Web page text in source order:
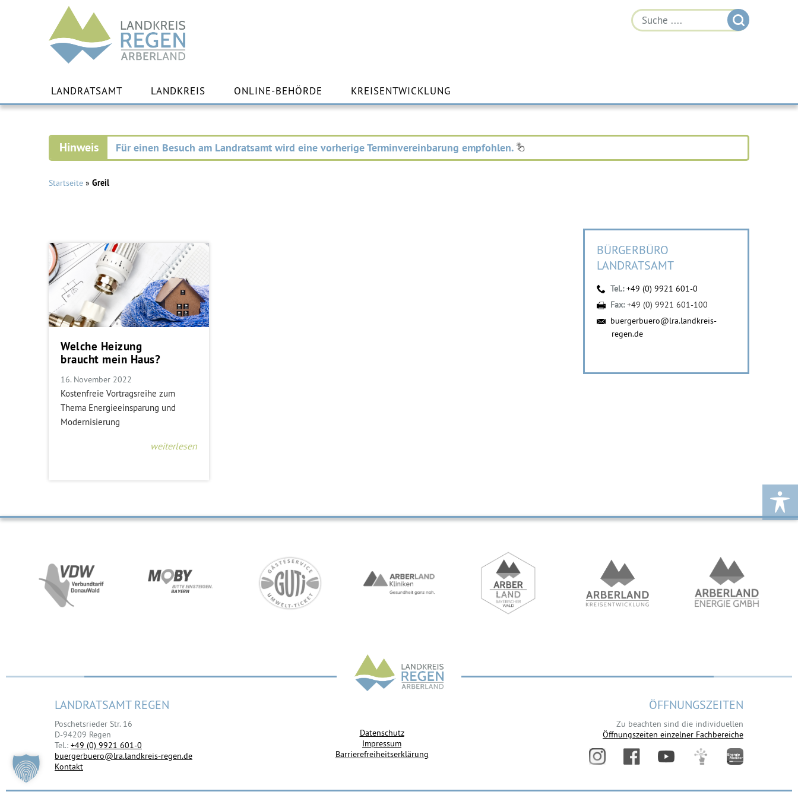
Landkreis
Regen
Inhalt
springen
LANDRATSAMT LANDKREIS ONLINE-BEHÖRDE KREISENTWICKLUNG
Für einen Besuch am Landratsamt wird eine vorherige Terminvereinbarung empfohlen.
Startseite » Greil
Welche Heizung
braucht mein Haus?
16. November 2022
Kostenfreie Vortragsreihe zum
Thema Energieeinsparung und
Modernisierung
weiterlesen
BÜRGERBÜRO
LANDRATSAMT
Tel.:+49 (0) 9921 601-0
Fax:+49 (0) 9921 601-100
buergerbuero@lra.landkreis-
regen.de
LANDRATSAMT REGEN
Poschetsrieder Str. 16
D-94209 Regen
Tel.: +49 (0) 9921 601-0
buergerbuero@lra.landkreis-regen.de
Kontakt
Datenschutz
Impressum
Barrierefreiheitserklärung
ÖFFNUNGSZEITEN
Zu beachten sind die individuellen
Öffnungszeiten einzelner Fachbereiche